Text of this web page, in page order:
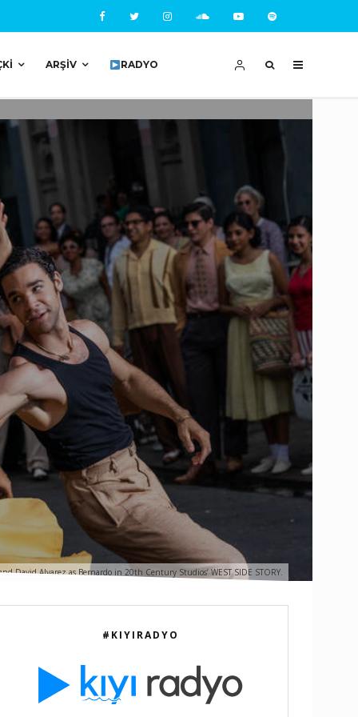
ARŞIV RADYO
David Alvarez as Bernardo in 20th Century Studios’ WEST SIDE STORY.
#KIYIRADYO